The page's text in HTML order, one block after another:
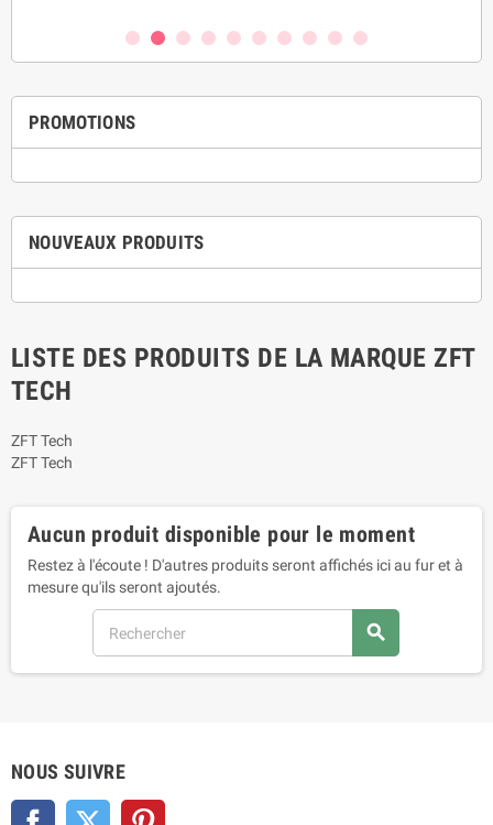
PROMOTIONS
NOUVEAUX PRODUITS
LISTE DES PRODUITS DE LA MARQUE ZFT
TECH
ZFT Tech
ZFT Tech
Aucun produit disponible pour le moment
Restez à l'écoute ! D'autres produits seront affichés ici au fur et à
mesure qu'ils seront ajoutés.
search
NOUS SUIVRE
Facebook Twitter